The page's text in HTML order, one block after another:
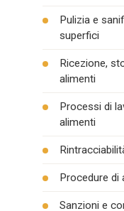
Pulizia e
superfici
Ricezione,
alimenti
Processi di
alimenti
Procedure di
Sanzioni e